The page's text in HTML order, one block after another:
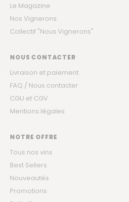
Le Magazine
Nos Vignerons
Collectif "Nous Vignerons"
NOUS CONTACTER
Livraison et paiement
FAQ / Nous contacter
CGU et CGV
Mentions légales
NOTRE OFFRE
Tous nos vins
Best Sellers
Nouveautés
Promotions